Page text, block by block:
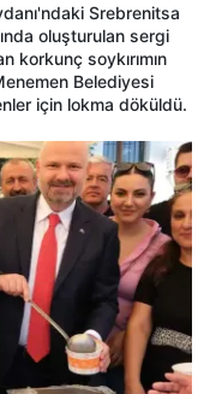
Srebrenitsa
oluşturulan sergi
korkunç soykırımın
Belediyesi
için lokma döküldü.